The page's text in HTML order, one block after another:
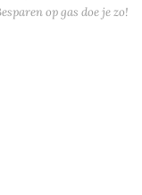
op gas doe je zo!